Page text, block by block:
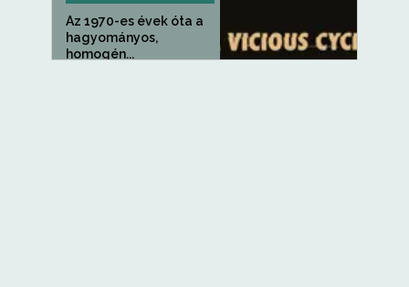
Az 1970-es évek óta a
hagyományos,
homogén...